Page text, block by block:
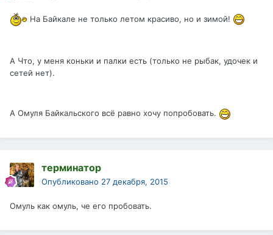
На Байкале не только летом красиво, но и зимой!
А Что, у меня коньки и палки есть (только не рыбак, удочек и
сетей нет).
А Омуля Байкальского всё равно хочу попробовать.
терминатор
Опубликовано 27 декабря, 2015
Омуль как омуль, че его пробовать.